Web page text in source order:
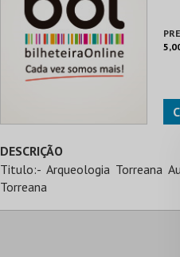
DESCRIÇÃO
Titulo:- Arqueologia Torreana
Torreana